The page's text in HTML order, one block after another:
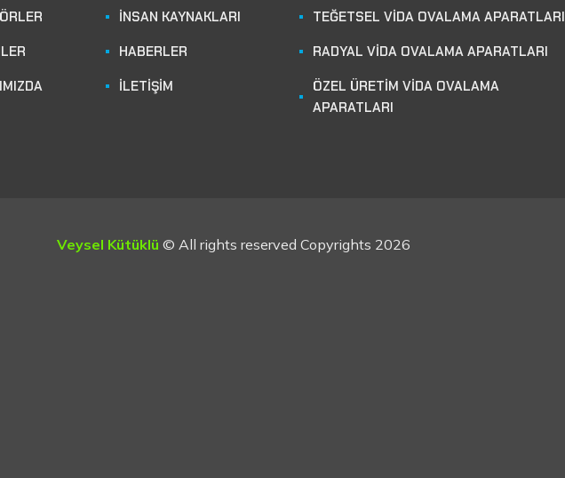
İNSAN KAYNAKLARI
HABERLER
İLETİŞİM
TEĞETSEL VİDA OVALAMA APARATLARI
RADYAL VİDA OVALAMA APARATLARI
ÖZEL ÜRETİM VİDA OVALAMA
APARATLARI
Veysel Kütüklü © All rights reserved Copyrights 2026